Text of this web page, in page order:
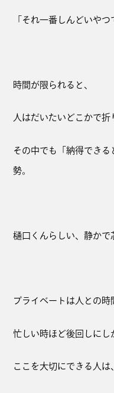
「それ一番しんどいや
時間が限られると、
人はだいたいどこかで折
その中でも「納得でき
勢。
樋口くんらしい、静かで
プライベートは人との時
忙しい時ほど後回しにし
ここを大切にできる人は